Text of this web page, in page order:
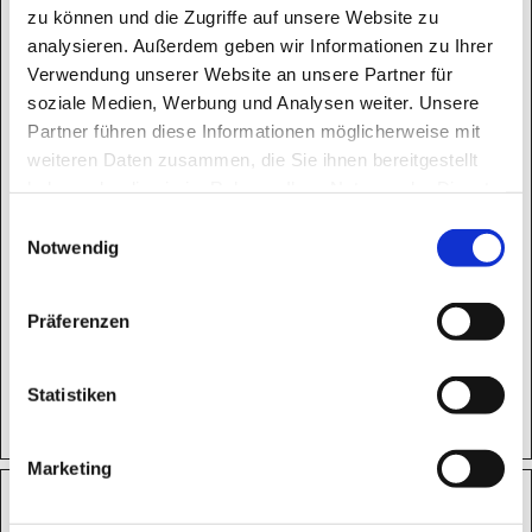
zu können und die Zugriffe auf unsere Website zu
analysieren. Außerdem geben wir Informationen zu Ihrer
Verwendung unserer Website an unsere Partner für
soziale Medien, Werbung und Analysen weiter. Unsere
Partner führen diese Informationen möglicherweise mit
weiteren Daten zusammen, die Sie ihnen bereitgestellt
Notwendig
Präferenzen
Statistiken
Marketing